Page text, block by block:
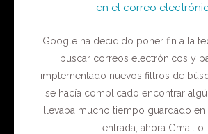
en el correo
Google ha decidido poner fin a la
buscar correos electrónicos y
implementado nuevos filtros de
se hacía complicado encontrar
llevaba mucho tiempo guardado
entrada, ahora Gmail o...